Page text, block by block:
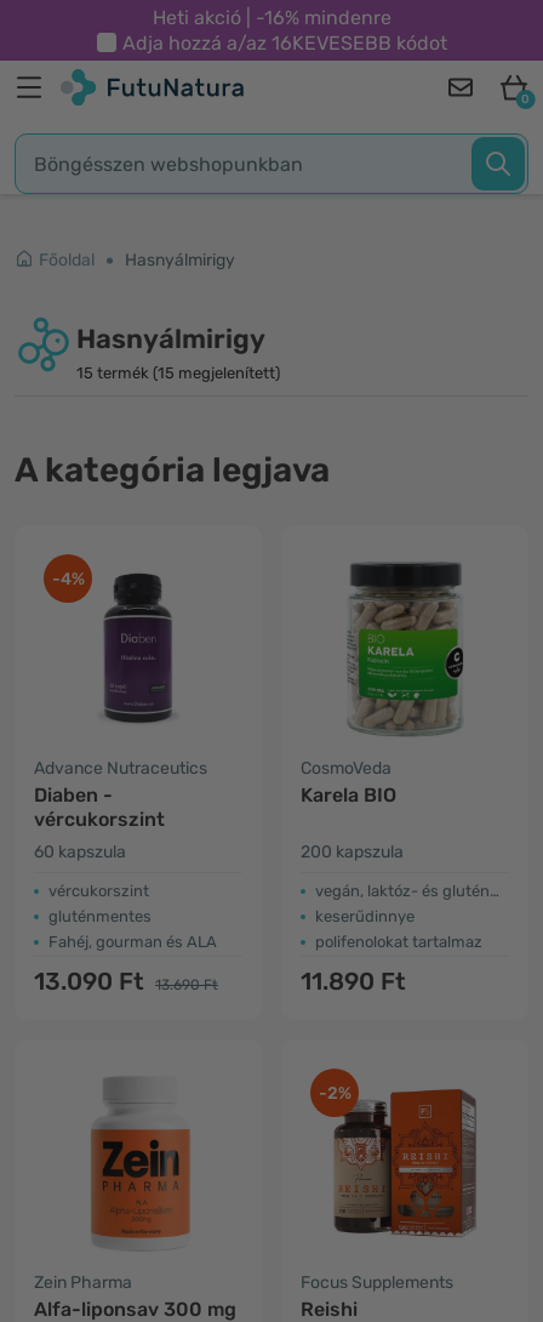
Heti akció | -16% mindenre
Adja hozzá a/az 16KEVESEBB kódot
0
Főoldal Hasnyálmirigy
Hasnyálmirigy
15 termék (15 megjelenített)
A kategória legjava
-4%
Advance Nutraceutics
Diaben -
vércukorszint
60 kapszula
vércukorszint
gluténmentes
Fahéj, gourman és ALA
13.090 Ft 13.690 Ft
CosmoVeda
Karela BIO
200 kapszula
vegán, laktóz- és gluténmentes
keserűdinnye
polifenolokat tartalmaz
11.890 Ft
Zein Pharma
Alfa-liponsav 300 mg
-2%
Focus Supplements
Reishi